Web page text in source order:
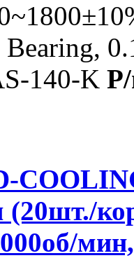
140-K
(20шт./